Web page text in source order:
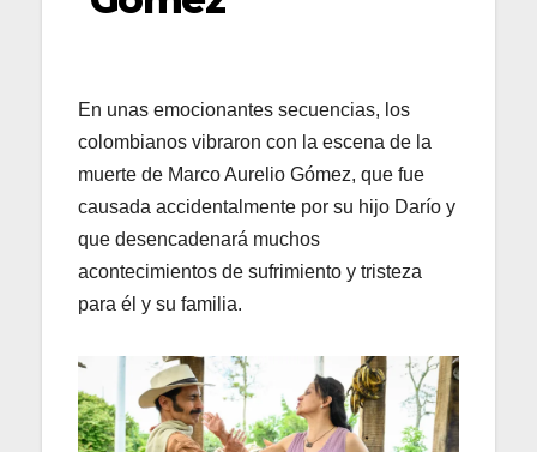
En unas emocionantes secuencias, los
colombianos vibraron con la escena de la
muerte de Marco Aurelio Gómez, que fue
causada accidentalmente por su hijo Darío y
que desencadenará muchos
acontecimientos de sufrimiento y tristeza
para él y su familia.